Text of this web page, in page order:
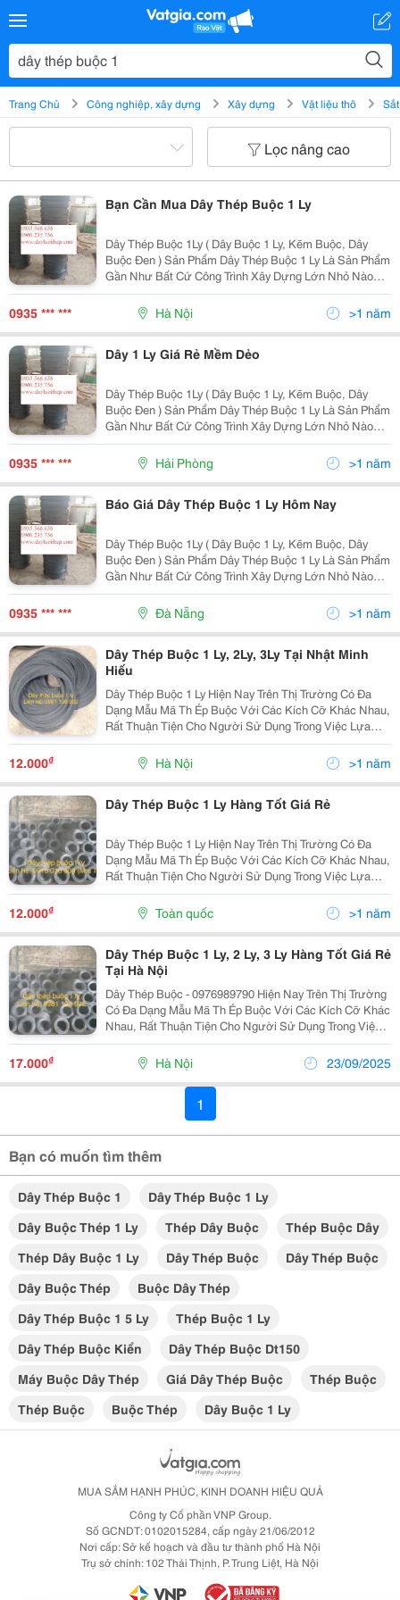
Trang Chủ Công nghiệp, xây dựng Xây dựng Vật liệu thô
Lọc nâng cao
Bạn Cần Mua Dây Thép Buộc 1 Ly
Dây Thép Buộc 1Ly ( Dây Buộc 1 Ly, Kẽm Buộc, Dây
Buộc Đen ) Sản Phẩm Dây Thép Buộc 1 Ly Là Sản Phẩm
Gần Như Bất Cứ Công Trình Xây Dựng Lớn Nhỏ Nào
Đều Phải Dùng Đến Bởi Tính Chất Đa Dạng Mềm Dẻo,
Dễ Buộc. Dây Thép Buộc 1 Ly Của Công Ty Tnhh Sx Và
0935 *** *** Hà Nội >1 năm
Dây 1 Ly Giá Rẻ Mềm Dẻo
Dây Thép Buộc 1Ly ( Dây Buộc 1 Ly, Kẽm Buộc, Dây
Buộc Đen ) Sản Phẩm Dây Thép Buộc 1 Ly Là Sản Phẩm
Gần Như Bất Cứ Công Trình Xây Dựng Lớn Nhỏ Nào
Đều Phải Dùng Đến Bởi Tính Chất Đa Dạng Mềm Dẻo,
Dễ Buộc. Dây Thép Buộc 1 Ly Của Công Ty Tnhh Sx Và
0935 *** *** Hải Phòng >1 năm
Báo Giá Dây Thép Buộc 1 Ly Hôm Nay
Dây Thép Buộc 1Ly ( Dây Buộc 1 Ly, Kẽm Buộc, Dây
Buộc Đen ) Sản Phẩm Dây Thép Buộc 1 Ly Là Sản Phẩm
Gần Như Bất Cứ Công Trình Xây Dựng Lớn Nhỏ Nào
Đều Phải Dùng Đến Bởi Tính Chất Đa Dạng Mềm Dẻo,
Dễ Buộc. Dây Thép Buộc 1 Ly Của Công Ty Tnhh Sx Và
0935 *** *** Đà Nẵng >1 năm
Dây Thép Buộc 1 Ly, 2Ly, 3Ly Tại Nhật Minh
Hiếu
Dây Thép Buộc 1 Ly Hiện Nay Trên Thị Trường Có Đa
Dạng Mẫu Mã Th Ép Buộc Với Các Kích Cỡ Khác Nhau,
Rất Thuận Tiện Cho Người Sử Dụng Trong Việc Lựa
Chọn Sản Phẩm Phù Hợp Với Nhu Cầu : T Rong Xây
Dựng Buộc Cốt Thép, Cột Bê Tông&Hellip; Dùng Làm
12.000₫ Hà Nội >1 năm
Dây Thép Buộc 1 Ly Hàng Tốt Giá Rẻ
Dây Thép Buộc 1 Ly Hiện Nay Trên Thị Trường Có Đa
Dạng Mẫu Mã Th Ép Buộc Với Các Kích Cỡ Khác Nhau,
Rất Thuận Tiện Cho Người Sử Dụng Trong Việc Lựa
Chọn Sản Phẩm Phù Hợp Với Nhu Cầu : T Rong Xây
Dựng Buộc Cốt Thép, Cột Bê Tông&Hellip; Dùng Làm
12.000₫ Toàn quốc >1 năm
Dây Thép Buộc 1 Ly, 2 Ly, 3 Ly Hàng Tốt Giá Rẻ
Tại Hà Nội
Dây Thép Buộc - 0976989790 Hiện Nay Trên Thị Trường
Có Đa Dạng Mẫu Mã Th Ép Buộc Với Các Kích Cỡ Khác
Nhau, Rất Thuận Tiện Cho Người Sử Dụng Trong Việc
Lựa Chọn Sản Phẩm Phù Hợp Với Nhu Cầu : T Rong
Xây Dựng Buộc Cốt Thép, Cột Bê Tông&Hellip; Dùng...
17.000₫ Hà Nội 23/09/2025
1
Bạn có muốn tìm thêm
Dây Thép Buộc 1
Dây Thép Buộc 1 Ly
Dây Buộc Thép 1 Ly
Thép Dây Buộc
Thép Buộc Dây
Thép Dây Buộc 1 Ly
Dây Thép Buộc
Dây Thép Buộc
Dây Buộc Thép
Buộc Dây Thép
Dây Thép Buộc 1 5 Ly
Thép Buộc 1 Ly
Dây Thép Buộc Kiển
Dây Thép Buộc Dt150
Máy Buộc Dây Thép
Giá Dây Thép Buộc
Thép Buộc
Thép Buộc
Buộc Thép Dây Buộc 1 Ly
MUA SẮM HẠNH PHÚC, KINH DOANH HIỆU QUẢ
Công ty Cổ phần VNP Group.
Số GCNDT: 0102015284, cấp ngày 21/06/2012
Nơi cấp: Sở kế hoạch và đầu tư thành phố Hà Nội
Trụ sở chính: 102 Thái Thịnh, P. Trung Liệt, Hà Nội